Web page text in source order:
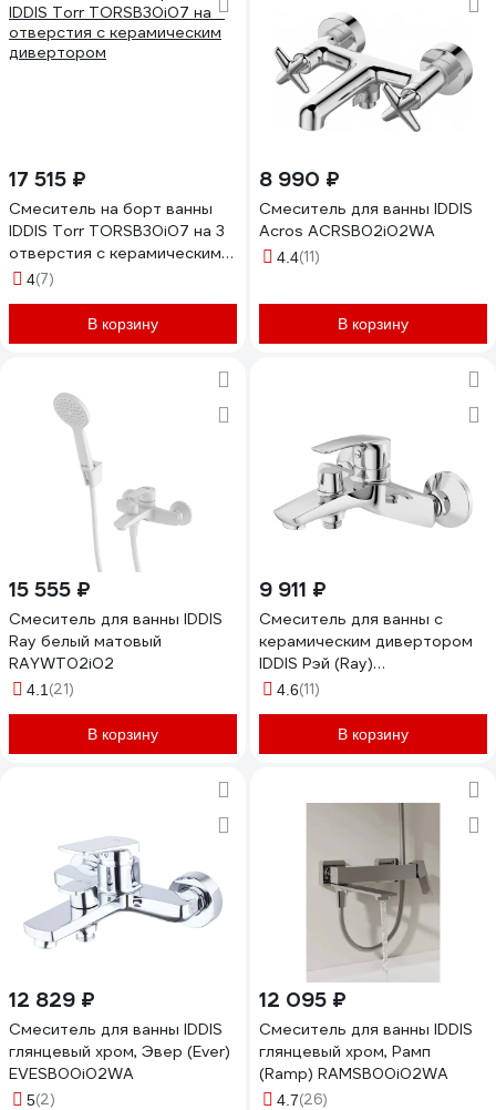
17 515 ₽
Смеситель на борт ванны
IDDIS Torr TORSB30i07 на 3
отверстия с керамическим
дивертором
4(7)
В корзину
8 990 ₽
Смеситель для ванны IDDIS
Acros ACRSB02i02WA
4.4(11)
В корзину
15 555 ₽
Смеситель для ванны IDDIS
Ray белый матовый
RAYWT02i02
4.1 (21)
В корзину
9 911 ₽
Смеситель для ванны с
керамическим дивертором
IDDIS Рэй (Ray)
RAYSB02i02WA
4.6(11)
В корзину
12 829 ₽
Смеситель для ванны IDDIS
глянцевый хром, Эвер (Ever)
EVESB00i02WA
5(2)
12 095 ₽
Смеситель для ванны IDDIS
глянцевый хром, Рамп
(Ramp) RAMSB00i02WA
4.7(26)